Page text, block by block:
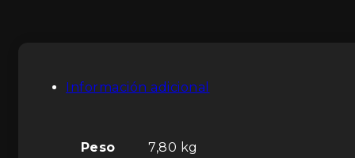
Información adicional
Peso
7,80 kg